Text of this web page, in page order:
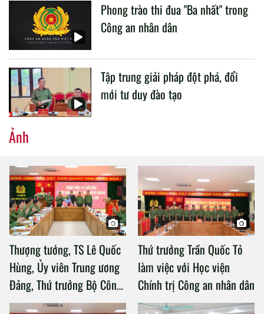
Phong trào thi đua "Ba nhất" trong
Công an nhân dân
Tập trung giải pháp đột phá, đổi
mới tư duy đào tạo
Ảnh
Thượng tướng, TS Lê Quốc
Hùng, Ủy viên Trung ương
Đảng, Thứ trưởng Bộ Công
an làm việc với Học viện
Thứ trưởng Trần Quốc Tỏ
làm việc với Học viện
Chính trị Công an nhân dân